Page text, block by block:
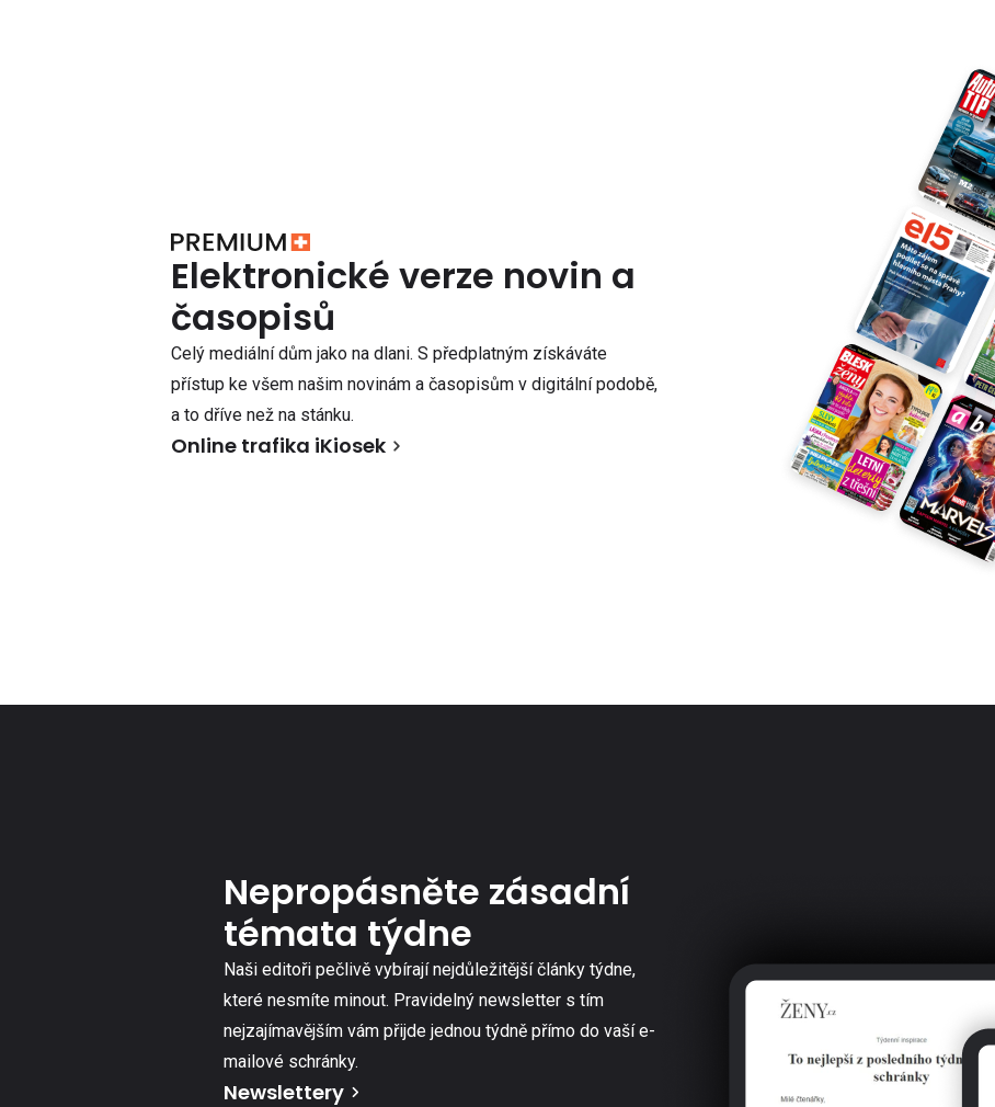
Elektronické verze novin a
časopisů
Celý mediální dům jako na dlani. S předplatným získáváte
přístup ke všem našim novinám a časopisům v digitální podobě,
a to dříve než na stánku.
Online trafika iKiosek
Nepropásněte zásadní
témata týdne
Naši editoři pečlivě vybírají nejdůležitější články týdne,
které nesmíte minout. Pravidelný newsletter s tím
nejzajímavějším vám přijde jednou týdně přímo do vaší e-
mailové schránky.
Newslettery